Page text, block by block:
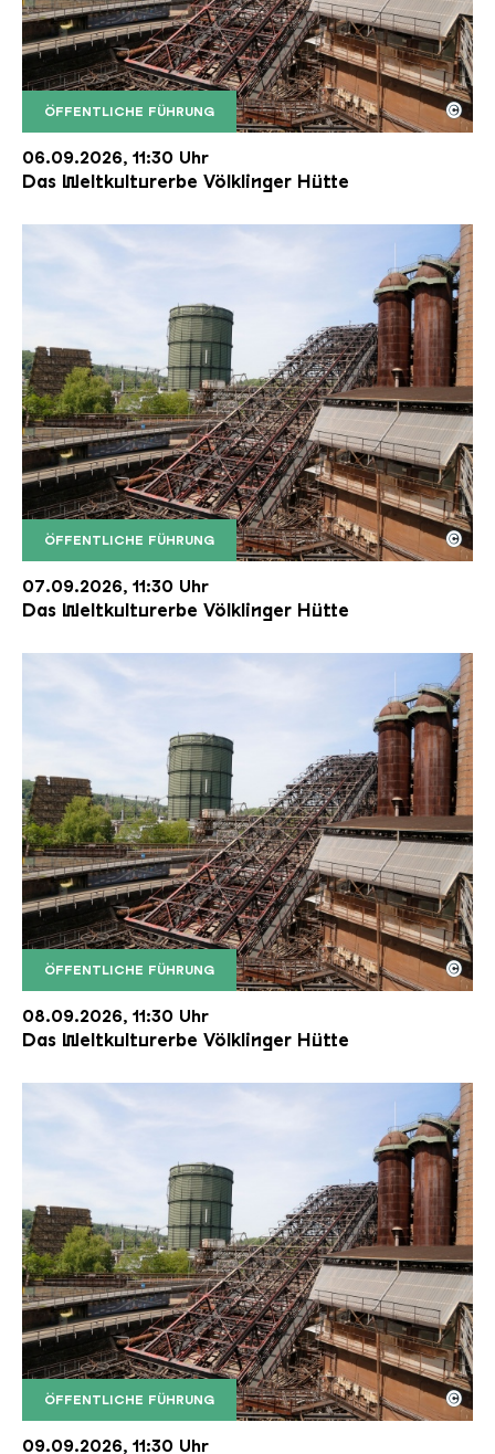
ÖFFENTLICHE FÜHRUNG
Der Erzschrägaufzug der Völklinger Hütte mit
Copyright: Weltkulturerbe Völklinger Hütte | Karl
©
06.09.2026, 11:30 Uhr
Das Weltkulturerbe Völklinger Hütte
ÖFFENTLICHE FÜHRUNG
Der Erzschrägaufzug der Völklinger Hütte mit
Copyright: Weltkulturerbe Völklinger Hütte | Karl
©
07.09.2026, 11:30 Uhr
Das Weltkulturerbe Völklinger Hütte
ÖFFENTLICHE FÜHRUNG
Der Erzschrägaufzug der Völklinger Hütte mit
Copyright: Weltkulturerbe Völklinger Hütte | Karl
©
08.09.2026, 11:30 Uhr
Das Weltkulturerbe Völklinger Hütte
ÖFFENTLICHE FÜHRUNG
Der Erzschrägaufzug der Völklinger Hütte mit
Copyright: Weltkulturerbe Völklinger Hütte | Karl
©
09.09.2026, 11:30 Uhr